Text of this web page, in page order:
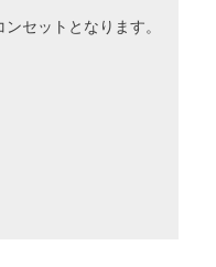
セットとなります。